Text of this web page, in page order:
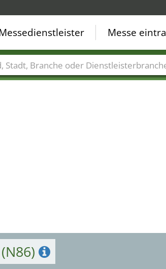
Messe
Branchen Dienstleisterbranchen